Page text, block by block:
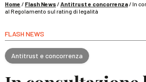
Home / Flash News/Antitrust e concorrenza/In
al Regolamento sul rating di legalità
FLASH NEWS
Antitrust e concorrenza